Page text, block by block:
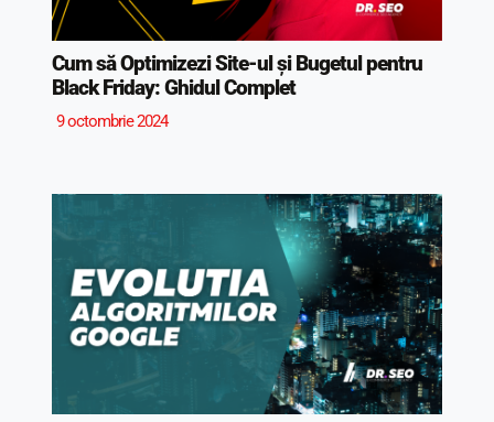
Cum să Optimizezi Site-ul și Bugetul pentru
Black Friday: Ghidul Complet
9 octombrie 2024